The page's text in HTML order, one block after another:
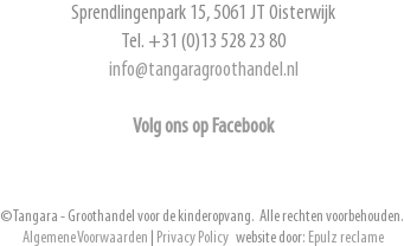
Sprendlingenpark 15, 5061 JT Oisterwijk
Tel. +31 (0)13 528 23 80
info@tangaragroothandel.nl
Volg ons op Facebook
© Tangara - Groothandel voor de kinderopvang. Alle rechten voorbehouden.
Algemene Voorwaarden
Privacy Policy website door: Epulz reclame